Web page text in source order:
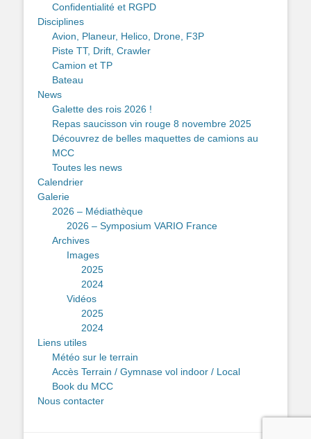
Confidentialité et RGPD
Disciplines
Avion, Planeur, Helico, Drone, F3P
Piste TT, Drift, Crawler
Camion et TP
Bateau
News
Galette des rois 2026 !
Repas saucisson vin rouge 8 novembre 2025
Découvrez de belles maquettes de camions au
MCC
Toutes les news
Calendrier
Galerie
2026 – Médiathèque
2026 – Symposium VARIO France
Archives
Images
2025
2024
Vidéos
2025
2024
Liens utiles
Météo sur le terrain
Accès Terrain / Gymnase vol indoor / Local
Book du MCC
Nous contacter